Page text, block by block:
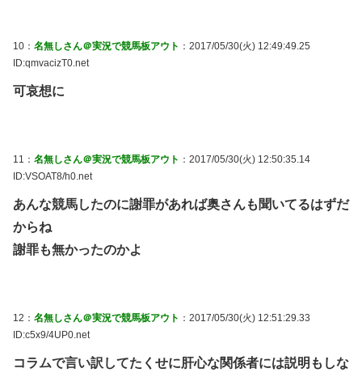
10： 名無しさん＠実況で競馬板アウト ：2017/05/30(火) 12:49:49.25
ID:qmvacizT0.net
可哀想に
11： 名無しさん＠実況で競馬板アウト ：2017/05/30(火) 12:50:35.14
ID:VSOAT8/h0.net
あんな競馬したのに謝罪があれば奥さんも聞いてるはずだ
からね
謝罪も無かったのかよ
12： 名無しさん＠実況で競馬板アウト ：2017/05/30(火) 12:51:29.33
ID:c5x9/4UP0.net
コラムで言い訳してたくせに肝心な関係者には説明もしな